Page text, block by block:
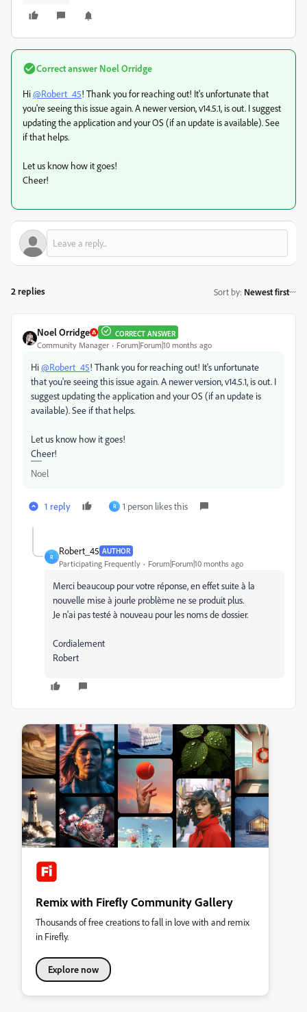
Correct answer Noel Orridge
Hi@Robert_45! Thank you for reaching out! It's unfortunate that
you're seeing this issue again. A newer version, v14.5.1, is out. I suggest
updating the application and your OS (if an update is available). See
if that helps.
Let us know how it goes!
Cheer!
2 replies Sort by: Newest first
Noel Orridge CORRECT ANSWER
Community Manager Forum|Forum|10 months ago
Hi@Robert_45! Thank you for reaching out! It's unfortunate
that you're seeing this issue again. A newer version, v14.5.1, is out. I
suggest updating the application and your OS (if an update is
available). See if that helps.
Let us know how it goes!
Cheer!
Noel
1 reply R 1 person likes this
R
Robert_45 AUTHOR
Participating Frequently Forum|Forum|10 months ago
Merci beaucoup pour votre réponse, en effet suite à la
nouvelle mise à jourle problème ne se produit plus.
Je n'ai pas testé à nouveau pour les noms de dossier.
Cordialement
Robert
Remix with Firefly Community Gallery
Thousands of free creations to fall in love with and remix
in Firefly.
Explore now